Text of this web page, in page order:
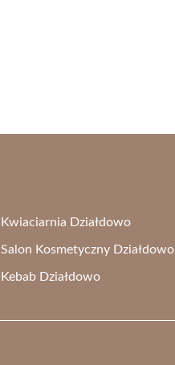
Kwiaciarnia Działdowo
Salon Kosmetyczny Działdowo
Kebab Działdowo